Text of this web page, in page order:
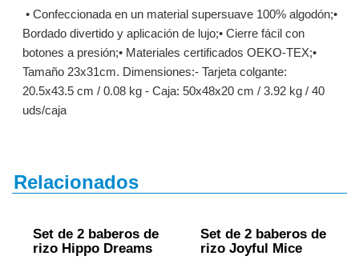
• Confeccionada en un material supersuave 100% algodón;•
Bordado divertido y aplicación de lujo;• Cierre fácil con
botones a presión;• Materiales certificados OEKO-TEX;•
Tamaño 23x31cm. Dimensiones:- Tarjeta colgante:
20.5x43.5 cm / 0.08 kg - Caja: 50x48x20 cm / 3.92 kg / 40
uds/caja
Relacionados
Set de 2 baberos de
rizo Hippo Dreams
Set de 2 baberos de
rizo Joyful Mice